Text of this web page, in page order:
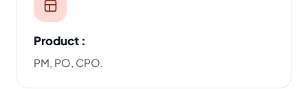
Product :
PM, PO, CPO.